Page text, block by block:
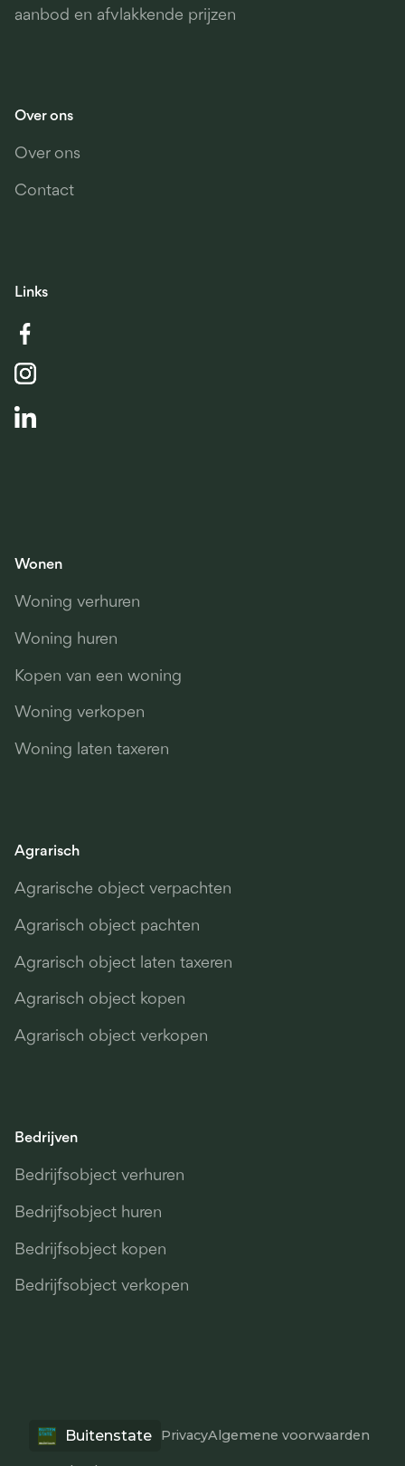
aanbod en afvlakkende prijzen
Over ons
Over ons
Contact
Links
Wonen
Woning verhuren
Woning huren
Kopen van een woning
Woning verkopen
Woning laten taxeren
Agrarisch
Agrarische object verpachten
Agrarisch object pachten
Agrarisch object laten taxeren
Agrarisch object kopen
Agrarisch object verkopen
Bedrijven
Bedrijfsobject verhuren
Bedrijfsobject huren
Bedrijfsobject kopen
Bedrijfsobject verkopen
Buitenstate PrivacyAlgemene voorwaarden